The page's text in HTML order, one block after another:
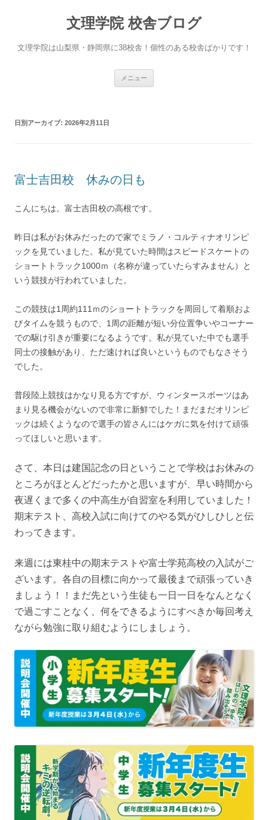
文理学院 校舎ブログ
文理学院は山梨県・静岡県に38校舎！個性のある校舎ばかりです！
メニュー
日別アーカイブ: 2026年2月11日
富士吉田校 休みの日も
こんにちは。富士吉田校の高根です。
昨日は私がお休みだったので家でミラノ・コルティナオリンピ
ックを見ていました。私が見ていた時間はスピードスケートの
ショートトラック1000ｍ（名称が違っていたらすみません）と
いう競技が行われていました。
この競技は1周約111ｍのショートトラックを周回して着順およ
びタイムを競うもので、1周の距離が短い分位置争いやコーナー
での駆け引きが重要になるようです。私が見ていた中でも選手
同士の接触があり、ただ速ければ良いというものでもなさそう
でした。
普段陸上競技はかなり見る方ですが、ウィンタースポーツはあ
まり見る機会がないので非常に新鮮でした！まだまだオリンピ
ックは続くようなので選手の皆さんにはケガに気を付けて頑張
ってほしいと思います。
さて、本日は建国記念の日ということで学校はお休みの
ところがほとんどだったかと思いますが、早い時間から
夜遅くまで多くの中高生が自習室を利用していました！
期末テスト、高校入試に向けてのやる気がひしひしと伝
わってきます。
来週には東桂中の期末テストや富士学苑高校の入試がご
ざいます。各自の目標に向かって最後まで頑張っていき
ましょう！！まだ先という生徒も一日一日をなんとなく
で過ごすことなく、何をできるようにすべきか毎回考え
ながら勉強に取り組むようにしましょう。